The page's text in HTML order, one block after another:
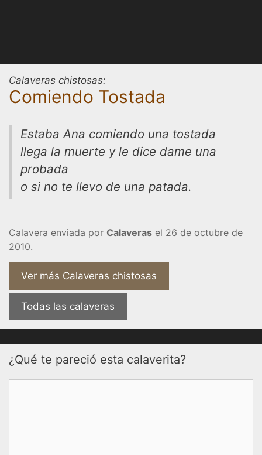
Calaveras chistosas:
Comiendo Tostada
Estaba Ana comiendo una tostada
llega la muerte y le dice dame una
probada
o si no te llevo de una patada.
Calavera enviada por Calaveras el 26 de octubre de
2010.
Ver más Calaveras chistosas
Todas las calaveras
¿Qué te pareció esta calaverita?